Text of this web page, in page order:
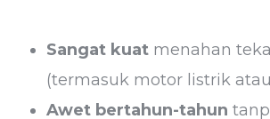
Sangat kuat menahan
(termasuk motor listrik
Awet bertahun-tahun